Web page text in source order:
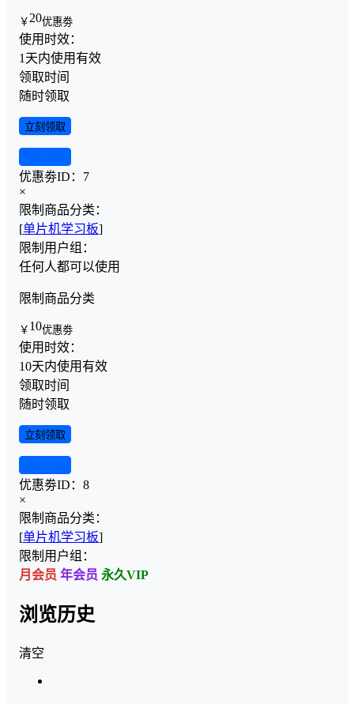
￥ 20优惠劵
使用时效：
1天内使用有效
领取时间
随时领取
立刻领取
优惠劵ID： 7
×
限制商品分类：
[单片机学习板]
限制用户组：
任何人都可以使用
限制商品分类
￥ 10优惠劵
使用时效：
10天内使用有效
领取时间
随时领取
立刻领取
优惠劵ID： 8
×
限制商品分类：
[单片机学习板]
限制用户组：
月会员 年会员 永久VIP
浏览历史
清空